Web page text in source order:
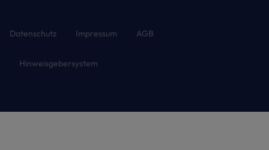
Datenschutz Impressum AGB
Hinweisgebersystem